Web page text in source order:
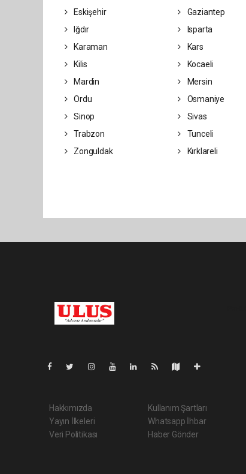
Eskişehir
Gaziantep
Iğdır
Isparta
Karaman
Kars
Kilis
Kocaeli
Mardin
Mersin
Ordu
Osmaniye
Sinop
Sivas
Trabzon
Tunceli
Zonguldak
Kırklareli
Hakkımızda
Yayın İlkeleri
Veri Politikası
Kullanım Şartları
Whatsapp İhbar
Haber Gönder